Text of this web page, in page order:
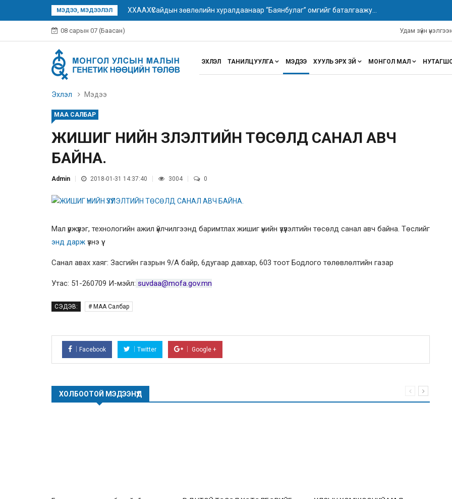
МЭДЭЭ, МЭДЭЭЛЭЛ ХХААХҮСайдын зөвлөлийн хуралдаанаар “Баянбулаг” омгийг баталгаажу...
08 сарын 07 (Баасан) Удам зүйн
ЭХЛЭЛ ТАНИЛЦУУЛГА МЭДЭЭ ХУУЛЬ ЭРХ ЗҮЙ МОНГОЛ МАЛ
Эхлэл Мэдээ
МАА САЛБАР
ЖИШИГ ҮНИЙН ҮЗҮҮЛЭЛТИЙН ТӨСӨЛД САНАЛ АВЧ
БАЙНА.
Admin 2018-01-31 14:37:40 3004 0
Мал үржүүлэг, технологийн ажил үйлчилгээнд баримтлах жишиг үнийн үзүүлэлтийн төсөлд санал авч байна. Төслийг
энд дарж үзнэ үү.
Санал авах хаяг: Засгийн газрын 9/А байр, 6дугаар давхар, 603 тоот Бодлого төлөвлөлтийн газар
Утас: 51-260709 И-мэйл: suvdaa@mofa.gov.mn
СЭДЭВ: # МАА Салбар
Facebook Twitter Google +
ХОЛБООТОЙ МЭДЭЭНҮҮД